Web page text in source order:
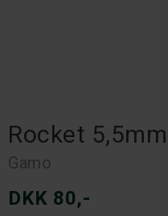
Rocket
Gamo
DKK 80,-